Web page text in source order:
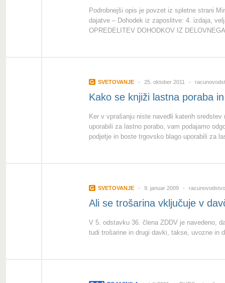
Podrobnejši opis je povzet iz spletne strani
dajatve – Dohodek iz zaposlitve: 4. izdaja,
OPREDELITEV DOHODKOV IZ
G SVETOVANJE 25. oktober 2011
Kako se knjiži lastna poraba
Ker v vprašanju niste navedli katerih
uporabili za lastno porabo, vam podajamo
podjetje in boste trgovsko blago uporabili za
G SVETOVANJE 9. januar 2009
Ali se trošarina vključuje v
V 5. odstavku 36. člena ZDDV je navedeno,
tudi trošarine in drugi davki, takse, uvozne in